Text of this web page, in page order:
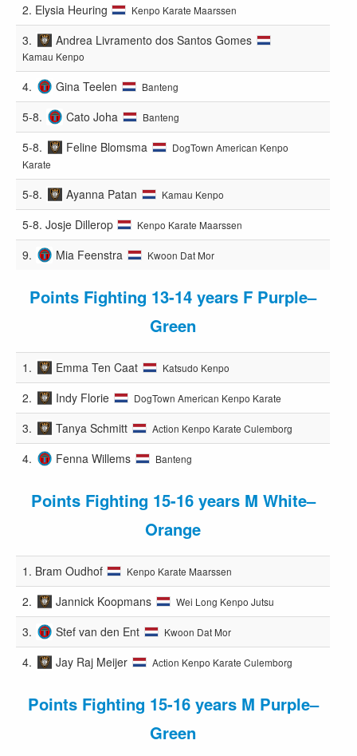
2. Elysia Heuring Kenpo Karate Maarssen
3. Andrea Livramento dos Santos Gomes
Kamau Kenpo
4. Gina Teelen Banteng
5-8. Cato Joha Banteng
5-8. Feline Blomsma
DogTown American Kenpo
Karate
5-8. Ayanna Patan Kamau Kenpo
5-8. Josje Dillerop Kenpo Karate Maarssen
9. Mia Feenstra Kwoon Dat Mor
Points Fighting 13-14 years F Purple–
Green
1. Emma Ten Caat Katsudo Kenpo
2. Indy Florie DogTown American Kenpo Karate
3. Tanya Schmitt Action Kenpo Karate Culemborg
4. Fenna Willems Banteng
Points Fighting 15-16 years M White–
Orange
1. Bram Oudhof Kenpo Karate Maarssen
2. Jannick Koopmans Wei Long Kenpo Jutsu
3. Stef van den Ent Kwoon Dat Mor
4. Jay Raj Meijer Action Kenpo Karate Culemborg
Points Fighting 15-16 years M Purple–
Green